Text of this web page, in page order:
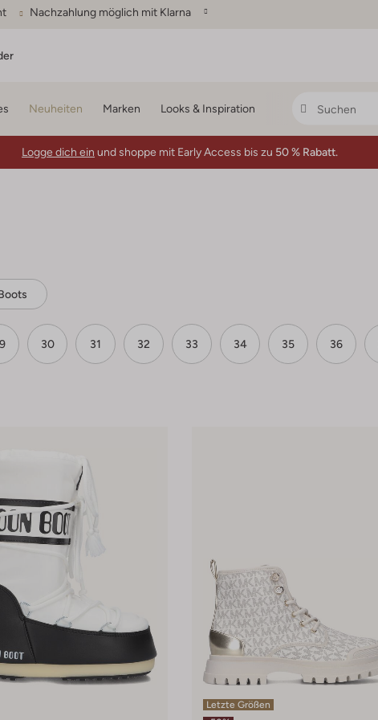
Nachzahlung möglich mit Klarna
Neuheiten Marken Looks & Inspiration
Logge dich ein und shoppe mit Early Access bis zu 50 % Rabatt.
30 31 32 33 34 35 36
Letzte Größen